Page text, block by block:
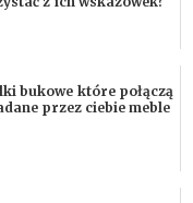
bukowe które połączą
przez ciebie meble